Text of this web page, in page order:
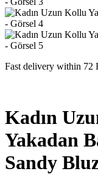
Fast delivery within 72
Kadın
Yakadan
Sandy